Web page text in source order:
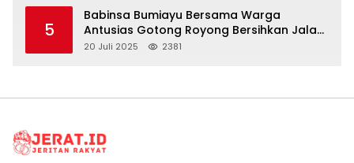
5
Babinsa Bumiayu Bersama Warga
Antusias Gotong Royong Bersihkan Jalan
Dusun Banaran
20 Juli 2025 2381